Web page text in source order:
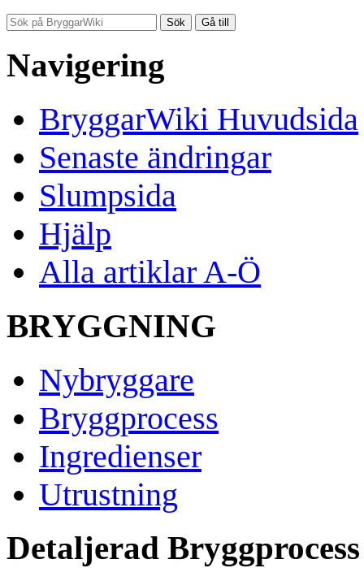
Navigering
BryggarWiki Huvudsida
Senaste ändringar
Slumpsida
Hjälp
Alla artiklar A-Ö
BRYGGNING
Nybryggare
Bryggprocess
Ingredienser
Utrustning
Detaljerad Bryggprocess